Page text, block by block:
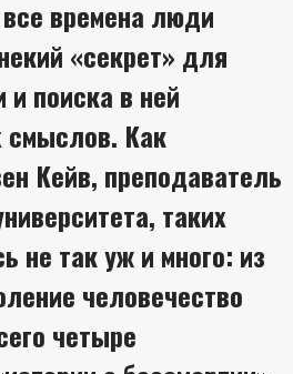
времена люди
«секрет» для
поиска в ней
смыслов. Как
Кейв, преподаватель
таких
не так уж и много: из
человечество
четыре